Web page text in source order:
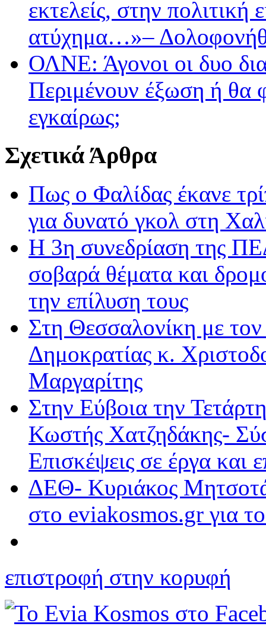
εκτελείς, στην
ατύχημα…»–
ΟΛΝΕ: Άγονοι οι δυο
Περιμένουν έξωση ή θα
εγκαίρως;
Σχετικά Άρθρα
Πως ο Φαλίδας έκανε
για δυνατό γκολ στη
Η 3η συνεδρίαση της
σοβαρά θέματα και
την επίλυση τους
Στη Θεσσαλονίκη με
Δημοκρατίας κ.
Μαργαρίτης
Στην Εύβοια την
Κωστής Χατζηδάκης-
Επισκέψεις σε έργα και
ΔΕΘ- Κυριάκος
στο eviakosmos.gr για
επιστροφή στην κορυφή